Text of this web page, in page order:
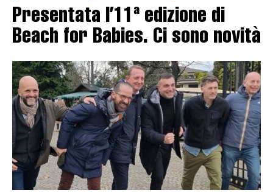
Presentata l’11ª edizione di
Beach for Babies. Ci sono novità